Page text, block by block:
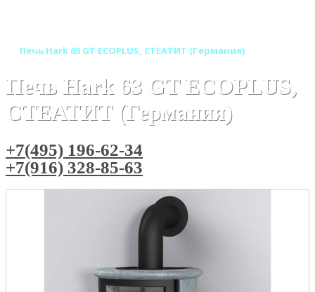
Печь Hark 63 GT ECOPLUS, СТЕАТИТ (Германия)
Печь Hark 63 GT ECOPLUS,
СТЕАТИТ (Германия)
+7(495) 196-62-34
+7(916) 328-85-63